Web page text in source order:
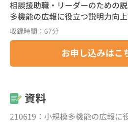
相談援助職・リーダーのための
多機能の広報に役立つ説明力向
収録時間：67分
お申し込みはこ
資料
210619：小規模多機能の広報に